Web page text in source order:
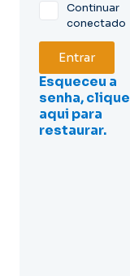
Continuar
conectado
Entrar
Esqueceu a
senha, clique
aqui para
restaurar.